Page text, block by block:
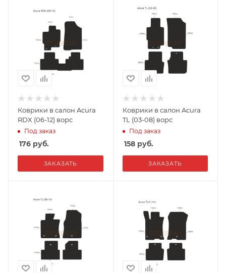
Коврики в салон Acura
RDX (06-12) ворс
Под заказ
176 руб.
ЗАКАЗАТЬ
Коврики в салон Acura
TL (03-08) ворс
Под заказ
158руб.
ЗАКАЗАТЬ